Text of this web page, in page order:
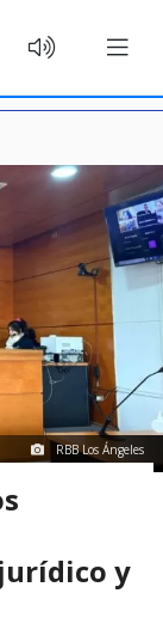
RBB Los Ángeles
y